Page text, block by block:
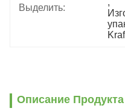
Выделить:
,
Описание Продукта